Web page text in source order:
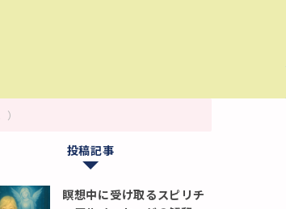
投稿記事
瞑想中に受け取るスピリチ